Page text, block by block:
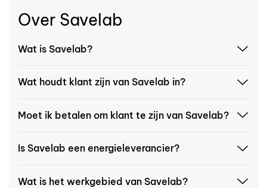
Over Savelab
Wat is Savelab?
Wat houdt klant zijn van Savelab in?
Moet ik betalen om klant te zijn van Savelab?
Is Savelab een energieleverancier?
Wat is het werkgebied van Savelab?